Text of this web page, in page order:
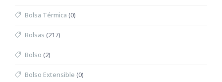
Bolsa Térmica (0)
Bolsas (217)
Bolso (2)
Bolso Extensible (0)